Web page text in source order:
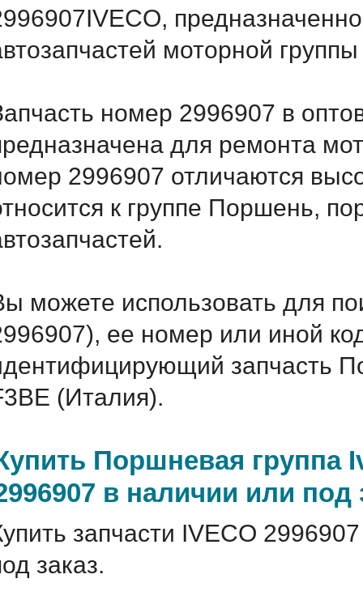
моторной
номер 2996907 в
для ремонта
2996907 отличаются
к группе Поршень,
можете использовать для
ее номер или иной
запчасть
(Италия).
Поршневая группа
в наличии или под
запчасти IVECO
заказ.